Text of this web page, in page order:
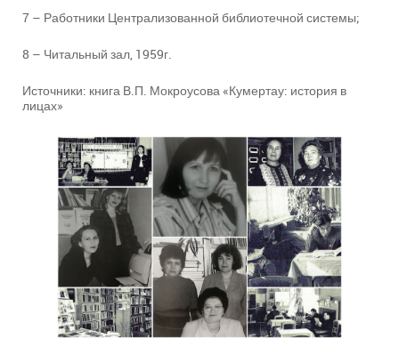
7 – Работники Централизованной библиотечной системы;
8 – Читальный зал, 1959г.
Источники: книга В.П. Мокроусова «Кумертау: история в
лицах»